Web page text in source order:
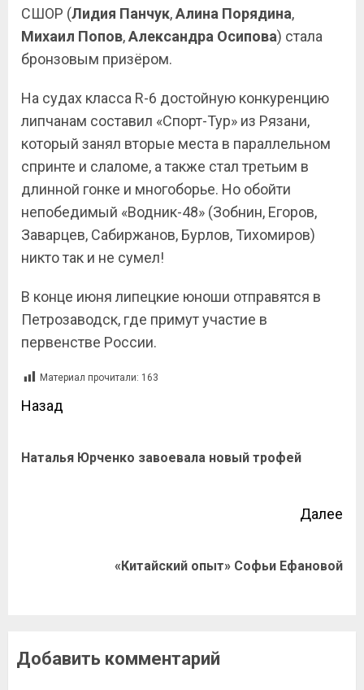
СШОР (Лидия Панчук,Алина Порядина,
Михаил Попов,Александра Осипова) стала
бронзовым призёром.
На судах класса R-6 достойную конкуренцию
липчанам составил «Спорт-Тур» из Рязани,
который занял вторые места в параллельном
спринте и слаломе, а также стал третьим в
длинной гонке и многоборье. Но обойти
непобедимый «Водник-48» (Зобнин, Егоров,
Заварцев, Сабиржанов, Бурлов, Тихомиров)
никто так и не сумел!
В конце июня липецкие юноши отправятся в
Петрозаводск, где примут участие в
первенстве России.
Материал прочитали: 163
Назад
Наталья Юрченко завоевала новый трофей
Далее
«Китайский опыт» Софьи Ефановой
Добавить комментарий